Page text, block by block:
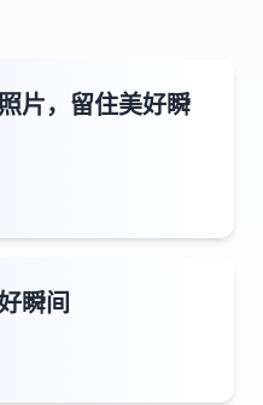
片，留住美好瞬
瞬间